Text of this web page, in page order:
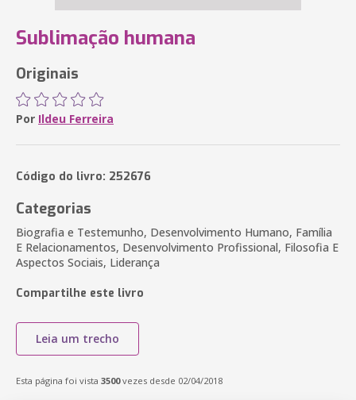
Sublimação humana
Originais
Por Ildeu Ferreira
Código do livro: 252676
Categorias
Biografia e Testemunho, Desenvolvimento Humano, Família
E Relacionamentos, Desenvolvimento Profissional, Filosofia E
Aspectos Sociais, Liderança
Compartilhe este livro
Leia um trecho
Esta página foi vista 3500vezes desde 02/04/2018